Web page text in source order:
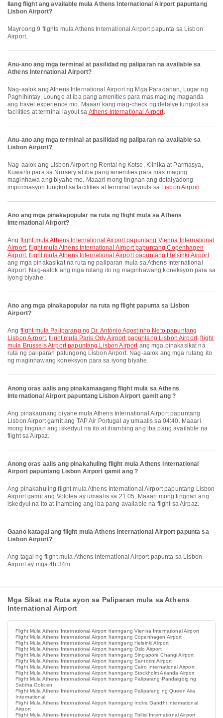
Ilang flight ang available mula Athens International Airport papuntang
Lisbon Airport?
Mayroong 9 flights mula Athens International Airport papunta sa Lisbon
Airport.
Anu-ano ang mga terminal at pasilidad ng paliparan na available sa
Athens International Airport?
Nag-aalok ang Athens International Airport ng Mga Paradahan, Lugar ng
Paghihintay, Lounge at iba pang amenities para mas maging maganda
ang travel experience mo. Maaari kang mag-check ng detalye tungkol sa
facilities at terminal layout sa Athens International Airport.
Anu-ano ang mga terminal at pasilidad ng paliparan na available sa
Lisbon Airport?
Nag-aalok ang Lisbon Airport ng Rental ng Kotse, Klinika at Parmasya,
Kuwarto para sa Nursery at iba pang amenities para mas maging
maginhawa ang biyahe mo. Maaari mong tingnan ang detalyadong
impormasyon tungkol sa facilities at terminal layouts sa Lisbon Airport.
Ano ang mga pinakapopular na ruta ng flight mula sa Athens
International Airport?
Ang flight mula Athens International Airport papuntang Vienna International
Airport,flight mula Athens International Airport papuntang Copenhagen
Airport,flight mula Athens International Airport papuntang Helsinki Airport
ang mga pinakasikat na ruta ng paliparan mula sa Athens International
Airport. Nag-aalok ang mga rutang ito ng maginhawang koneksyon para sa
iyong biyahe.
Ano ang mga pinakapopular na ruta ng flight papunta sa Lisbon
Airport?
Ang flight mula Paliparang ng Dr. António Agostinho Neto papuntang
Lisbon Airport,flight mula Paris Orly Airport papuntang Lisbon Airport,flight
mula Brussels Airport papuntang Lisbon Airportang mga pinakasikat na
ruta ng paliparan patungong Lisbon Airport. Nag-aalok ang mga rutang ito
ng maginhawang koneksyon para sa iyong biyahe.
Anong oras aalis ang pinakamaagang flight mula sa Athens
International Airport papuntang Lisbon Airport gamit ang ?
Ang pinakaunang biyahe mula Athens International Airport papuntang
Lisbon Airport gamit ang TAP Air Portugal ay umaalis sa 04:40. Maaari
mong tingnan ang iskedyul na ito at ihambing ang iba pang available na
flight sa Airpaz.
Anong oras aalis ang pinakahuling flight mula Athens International
Airport papuntang Lisbon Airport gamit ang ?
Ang pinakahuling flight mula Athens International Airport papuntang Lisbon
Airport gamit ang Volotea ay umaalis sa 21:05. Maaari mong tingnan ang
iskedyul na ito at ihambing ang iba pang available na flight sa Airpaz.
Gaano katagal ang flight mula Athens International Airport papunta sa
Lisbon Airport?
Ang tagal ng flight mula Athens International Airport papunta sa Lisbon
Airport ay mga 4h 34m.
Mga Sikat na Ruta ayon sa Paliparan mula sa Athens
International Airport
Flight Mula Athens International Airport hanngang Vienna International Airport
Flight Mula Athens International Airport hanngang Copenhagen Airport
Flight Mula Athens International Airport hanngang Helsinki Airport
Flight Mula Athens International Airport hanngang Oslo Airport
Flight Mula Athens International Airport hanngang Singapore Changi Airport
Flight Mula Athens International Airport hanngang Santorini Airport
Flight Mula Athens International Airport hanngang Cairo International Airport
Flight Mula Athens International Airport hanngang Stockholm Arlanda Airport
Flight Mula Athens International Airport hanngang Paliparang Pandaigdig ng
Sabiha Gokcen
Flight Mula Athens International Airport hanngang Paliparang ng Queen Alia
International
Flight Mula Athens International Airport hanngang Indira Gandhi International
Airport
Flight Mula Athens International Airport hanngang Tbilisi International Airport